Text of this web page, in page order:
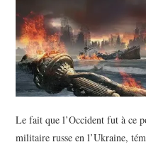
Le fait que l’Occident fut à ce
militaire russe en l’Ukraine,